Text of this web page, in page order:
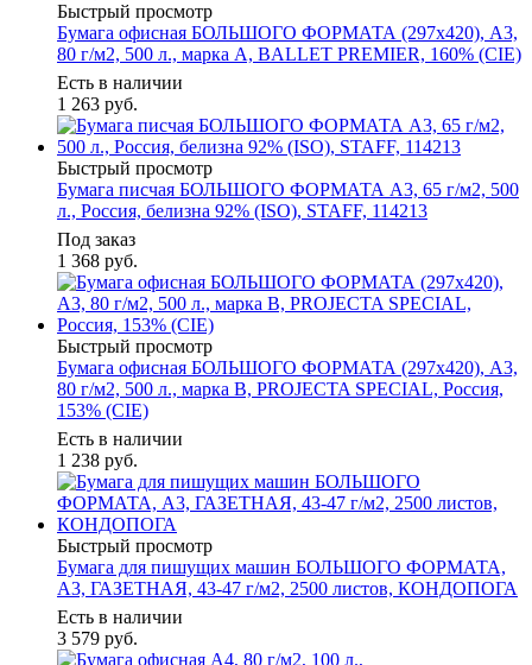
Быстрый просмотр
Бумага офисная БОЛЬШОГО ФОРМАТА (297х420), А3,
80 г/м2, 500 л., марка А, BALLET PREMIER, 160% (CIE)
Есть в наличии
1 263 руб.
Быстрый просмотр
Бумага писчая БОЛЬШОГО ФОРМАТА А3, 65 г/м2, 500
л., Россия, белизна 92% (ISO), STAFF, 114213
Под заказ
1 368 руб.
Быстрый просмотр
Бумага офисная БОЛЬШОГО ФОРМАТА (297х420), А3,
80 г/м2, 500 л., марка В, PROJECTA SPECIAL, Россия,
153% (CIE)
Есть в наличии
1 238 руб.
Быстрый просмотр
Бумага для пишущих машин БОЛЬШОГО ФОРМАТА,
А3, ГАЗЕТНАЯ, 43-47 г/м2, 2500 листов, КОНДОПОГА
Есть в наличии
3 579 руб.